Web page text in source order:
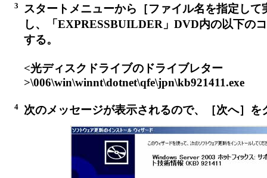
3
スタートメニューから［ファイル名を指定して
し、「EXPRESSBUILDER」DVD内の以下の
する。
<光ディスクドライブのドライブレター
>\006\win\winnt\dotnet\qfe\jpn\kb921411.exe
4 次のメッセージが表示されるので、［次へ］を